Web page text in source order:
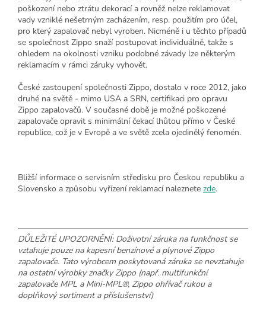
poškození nebo ztrátu dekorací a rovněž nelze reklamovat
vady vzniklé nešetrným zacházením, resp. použitím pro účel,
pro který zapalovač nebyl vyroben. Nicméně i u těchto případů
se společnost Zippo snaží postupovat individuálně, takže s
ohledem na okolnosti vzniku podobné závady lze některým
reklamacím v rámci záruky vyhovět.
České zastoupení společnosti Zippo, dostalo v roce 2012, jako
druhé na světě - mimo USA a SRN, certifikaci pro opravu
Zippo zapalovačů. V současné době je možné poškozené
zapalovače opravit s minimální čekací lhůtou přímo v České
republice, což je v Evropě a ve světě zcela ojedinělý fenomén.
Bližší informace o servisním středisku pro Českou republiku a
Slovensko a způsobu vyřízení reklamací naleznete zde.
DŮLEŽITÉ UPOZORNĚNÍ: Doživotní záruka na funkčnost se
vztahuje pouze na kapesní benzínové a plynové Zippo
zapalovače. Tato výrobcem poskytovaná záruka se nevztahuje
na ostatní výrobky značky Zippo (např. multifunkční
zapalovače MPL a Mini-MPL®, Zippo ohřívač rukou a
doplňkový sortiment a příslušenství)